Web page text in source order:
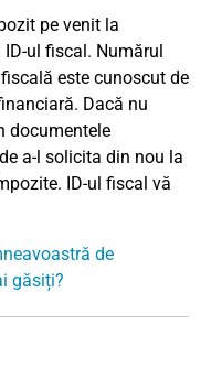
pe venit la
ul fiscal. Numărul
este cunoscut de
Dacă nu
documentele
a-l solicita din nou la
ID-ul fiscal vă
de
găsiți?